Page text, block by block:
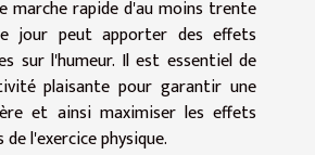
marche rapide d'au moins trente
jour peut apporter des effets
sur l'humeur. Il est essentiel de
plaisante pour garantir une
et ainsi maximiser les effets
l'exercice physique.